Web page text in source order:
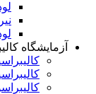
آزمایشگاه